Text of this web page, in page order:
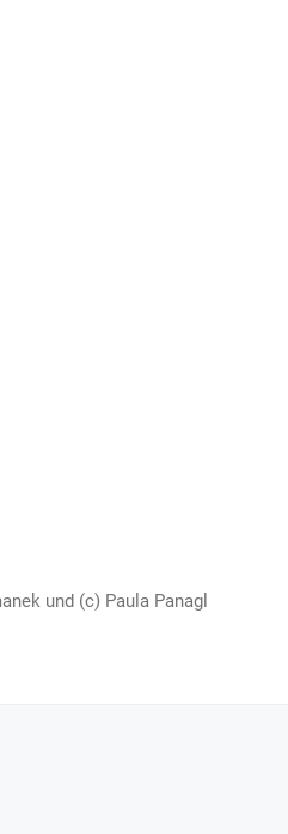
und (c) Paula Panagl